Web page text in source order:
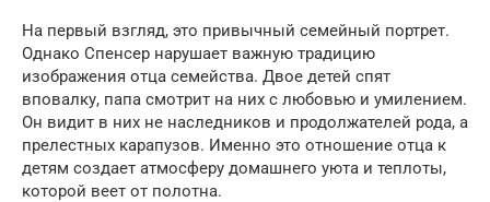
На первый взгляд, это привычный семейный портрет.
Однако Спенсер нарушает важную традицию
изображения отца семейства. Двое детей спят
вповалку, папа смотрит на них с любовью и умилением.
Он видит в них не наследников и продолжателей рода, а
прелестных карапузов. Именно это отношение отца к
детям создает атмосферу домашнего уюта и теплоты,
которой веет от полотна.